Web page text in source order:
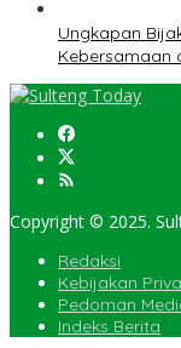
Ungkapan
Kebersamaan
Copyright © 2025.
Redaksi
Kebijakan
Pedoman
Indeks Berita